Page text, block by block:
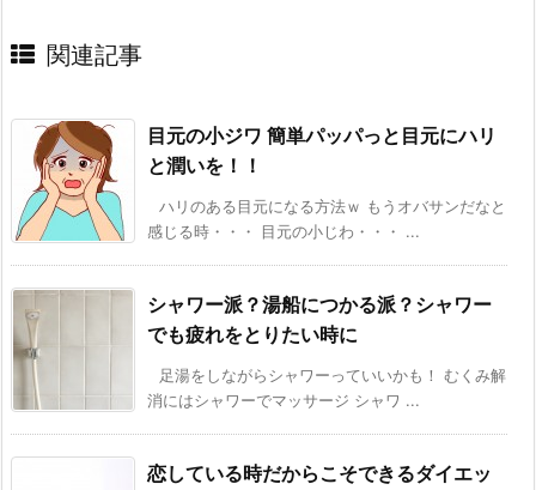
関連記事
目元の小ジワ 簡単パッパっと目元にハリ
と潤いを！！
ハリのある目元になる方法ｗ もうオバサンだなと
感じる時・・・ 目元の小じわ・・・ ...
シャワー派？湯船につかる派？シャワー
でも疲れをとりたい時に
足湯をしながらシャワーっていいかも！ むくみ解
消にはシャワーでマッサージ シャワ ...
恋している時だからこそできるダイエッ